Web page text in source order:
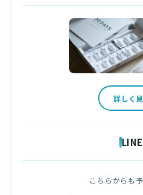
詳しく
こちらからも